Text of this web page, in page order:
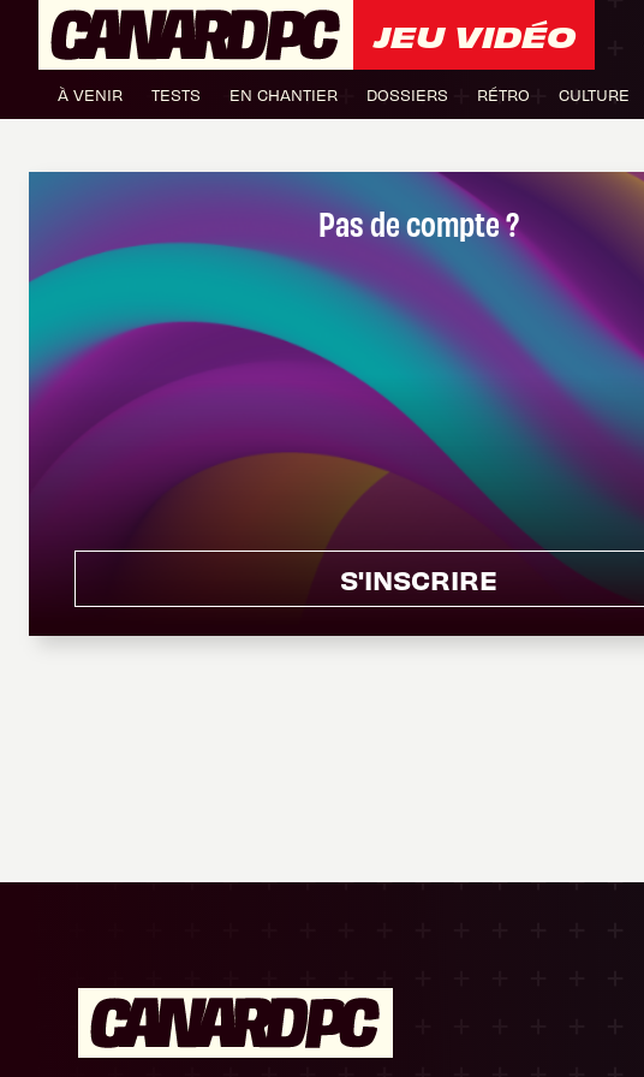
JEU VIDÉO
À VENIR TESTS EN CHANTIER DOSSIERS RÉTRO CULTURE
Pas de compte ?
S'INSCRIRE